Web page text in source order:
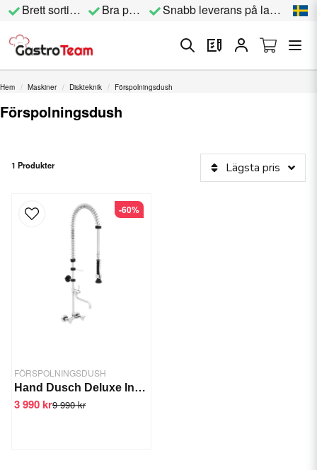
Brett sortiment Bra priser Snabb leverans på lagervara
Hem Maskiner Diskteknik Förspolningsdush
Förspolningsdush
1 Produkter Lägsta pris
FÖRSPOLNINGSDUSH
Hand Dusch Deluxe Inkl. blandare
9 990 kr
3 990 kr
-60%